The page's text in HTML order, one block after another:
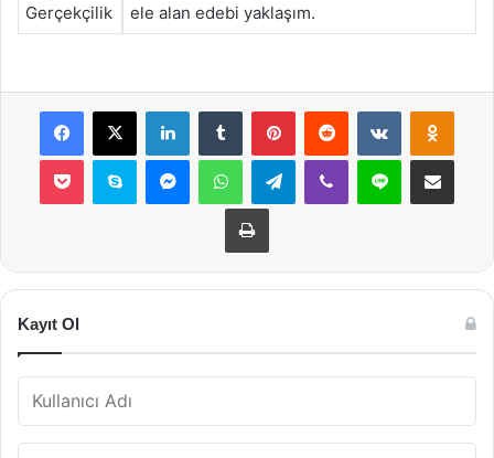
Gerçekçilik
ele alan edebi yaklaşım.
Facebook
X LinkedInTumblr PinterestReddit VKontakte
Pocket Skype MessengerWhatsAppTelegramViber Line E-Posta ile
Yazdır
Kayıt Ol